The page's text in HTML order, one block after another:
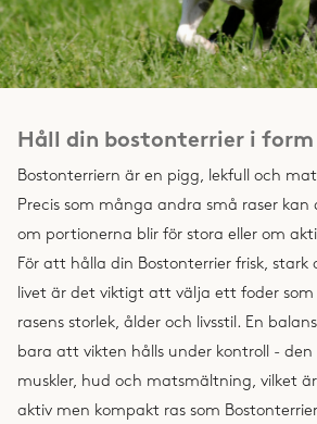
Håll din bostonterrier i
Bostonterriern är en pigg, lekfull och
Precis som många andra små raser
om portionerna blir för stora eller om
För att hålla din Bostonterrier frisk, stark
livet är det viktigt att välja ett foder
rasens storlek, ålder och livsstil. En
bara att vikten hålls under kontroll - den
muskler, hud och matsmältning, vilket
aktiv men kompakt ras som